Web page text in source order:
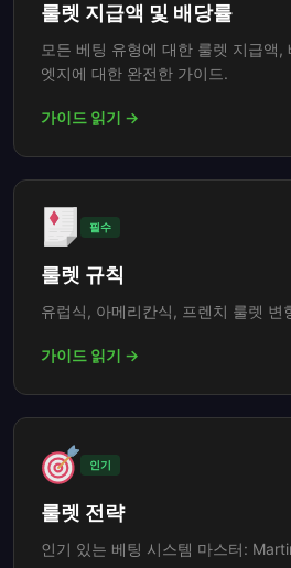
룰렛 지급액 및 배당률
모든 베팅 유형에 대한 룰렛 지급액,
엣지에 대한 완전한 가이드.
가이드 읽기 →
필수
룰렛 규칙
유럽식, 아메리칸식, 프렌치 룰렛 변
가이드 읽기 →
인기
룰렛 전략
인기 있는 베팅 시스템 마스터: